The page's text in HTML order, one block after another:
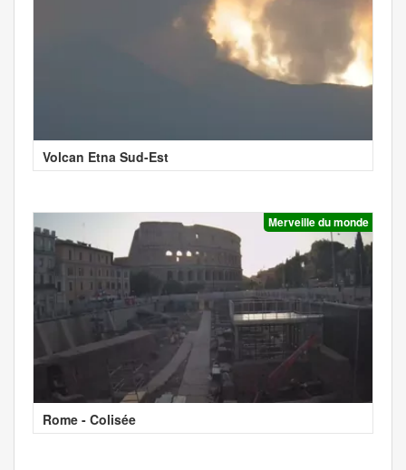
Volcan Etna Sud-Est
Merveille du monde
Rome - Colisée